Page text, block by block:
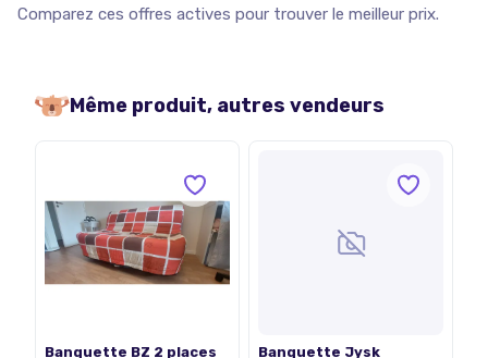
Comparez ces offres actives pour trouver le meilleur prix.
Même produit, autres vendeurs
Banquette BZ 2 places Banquette Jysk